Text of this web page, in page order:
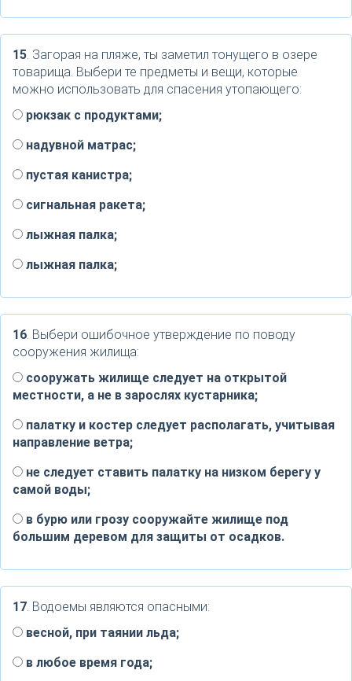
15. Загорая на пляже, ты заметил тонущего в озере
товарища. Выбери те предметы и вещи, которые
можно использовать для спасения утопающего:
рюкзак с продуктами;
надувной матрас;
пустая канистра;
сигнальная ракета;
лыжная палка;
лыжная палка;
16. Выбери ошибочное утверждение по поводу
сооружения жилища:
сооружать жилище следует на открытой
местности, а не в зарослях кустарника;
палатку и костер следует располагать, учитывая
направление ветра;
не следует ставить палатку на низком берегу у
самой воды;
в бурю или грозу сооружайте жилище под
большим деревом для защиты от осадков.
17. Водоемы являются опасными:
весной, при таянии льда;
в любое время года;